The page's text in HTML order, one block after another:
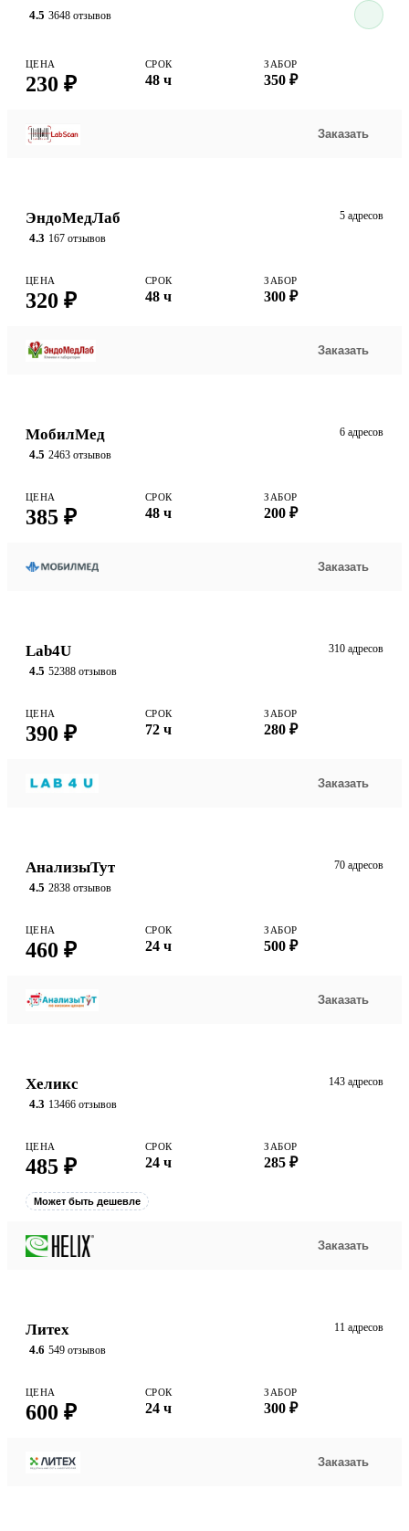
4.5 3648 отзывов
ЦЕНА
230 ₽
СРОК
48 ч
ЗАБОР
350 ₽
Заказать
ЭндоМедЛаб
4.3 167 отзывов
5 адресов
ЦЕНА
320 ₽
СРОК
48 ч
ЗАБОР
300 ₽
Заказать
МобилМед
4.5 2463 отзывов
6 адресов
ЦЕНА
385 ₽
СРОК
48 ч
ЗАБОР
200 ₽
Заказать
Lab4U
4.5 52388 отзывов
310 адресов
ЦЕНА
390 ₽
СРОК
72 ч
ЗАБОР
280 ₽
Заказать
АнализыТут
4.5 2838 отзывов
70 адресов
ЦЕНА
460 ₽
СРОК
24 ч
ЗАБОР
500 ₽
Заказать
Хеликс
4.3 13466 отзывов
143 адресов
ЦЕНА
485 ₽
СРОК
24 ч
ЗАБОР
285 ₽
Может быть дешевле
Заказать
Литех
4.6 549 отзывов
11 адресов
ЦЕНА
600 ₽
СРОК
24 ч
ЗАБОР
300 ₽
Заказать